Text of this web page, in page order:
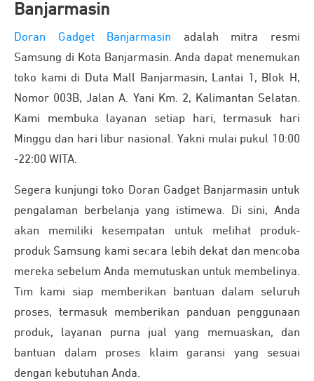
Banjarmasin
Doran Gadget Banjarmasin adalah mitra resmi
Samsung di Kota Banjarmasin. Anda dapat menemukan
toko kami di Duta Mall Banjarmasin, Lantai 1, Blok H,
Nomor 003B, Jalan A. Yani Km. 2, Kalimantan Selatan.
Kami membuka layanan setiap hari, termasuk hari
Minggu dan hari libur nasional. Yakni mulai pukul 10:00
-22:00 WITA.
Segera kunjungi toko Doran Gadget Banjarmasin untuk
pengalaman berbelanja yang istimewa. Di sini, Anda
akan memiliki kesempatan untuk melihat produk-
produk Samsung kami secara lebih dekat dan mencoba
mereka sebelum Anda memutuskan untuk membelinya.
Tim kami siap memberikan bantuan dalam seluruh
proses, termasuk memberikan panduan penggunaan
produk, layanan purna jual yang memuaskan, dan
bantuan dalam proses klaim garansi yang sesuai
dengan kebutuhan Anda.